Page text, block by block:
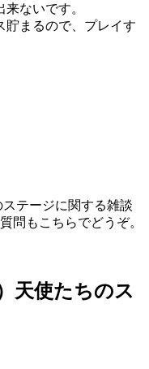
ないです。
貯まるので、プレイす
テージに関する雑談
問もこちらでどうぞ。
天使たちのス